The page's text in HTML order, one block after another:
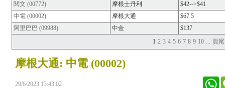
閱文 (00772)
摩根士丹利
$42-->$41
中電 (00002)
摩根大通
$67.5
阿里巴巴 (09988)
中金
$137
1 2 3 4 5 6 7 8 9 10 ... 頁尾
摩根大通: 中電 (00002)
29/6/2023 13:43:02